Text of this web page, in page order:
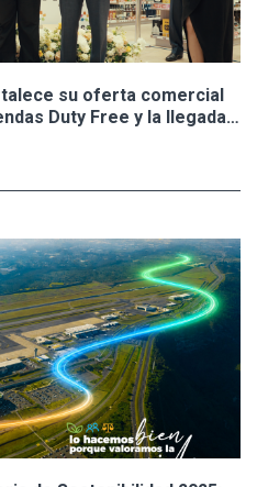
su oferta comercial
Duty Free y la llegada